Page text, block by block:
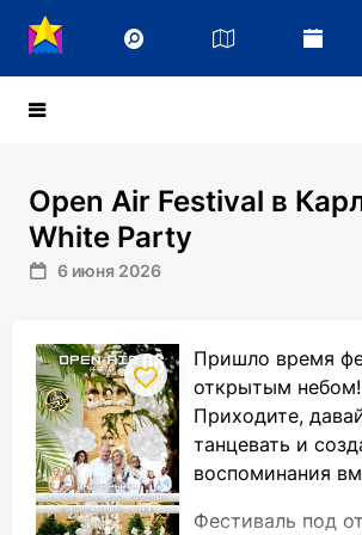
Open Air Festival в
White Party
6 июня 2026
Пришло время
открытым небом!
Приходите,
танцевать и
воспоминания
Фестиваль под